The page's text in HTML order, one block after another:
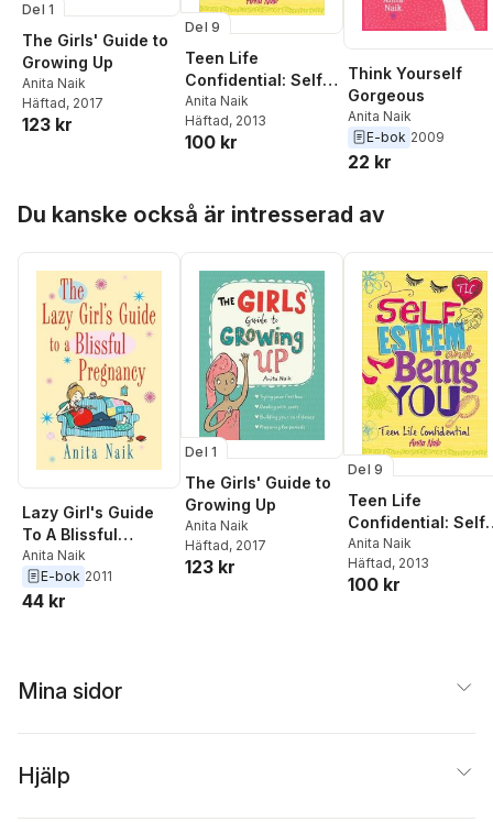
Del 1
The Girls' Guide to
Growing Up
Anita Naik
Häftad, 2017
123 kr
Del 9
Teen Life
Confidential: Self-
Esteem and Being
YOU
Anita Naik
Häftad, 2013
100 kr
Think Yourself
Gorgeous
Anita Naik
E-bok 2009
22 kr
Du kanske också är intresserad av
Lazy Girl's Guide
To A Blissful
Pregnancy
Anita Naik
E-bok 2011
44 kr
Del 1
The Girls' Guide to
Growing Up
Anita Naik
Häftad, 2017
123 kr
Del 9
Teen Life
Confidential: Self-
Esteem and Being
YOU
Anita Naik
Häftad, 2013
100 kr
Mina sidor
Hjälp